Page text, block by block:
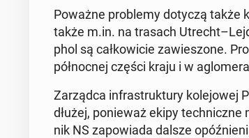
Poważne pro­ble­my dotyczą także
także m.in. na trasach
phol są cał­ko­wi­cie za­wie­szo­ne.
pół­noc­nej części kraju i w
Za­rząd­ca in­fra­struk­tu­ry ko­le­jo­wej
dłużej, po­nie­waż ekipy
nik NS za­po­wia­da dalsze